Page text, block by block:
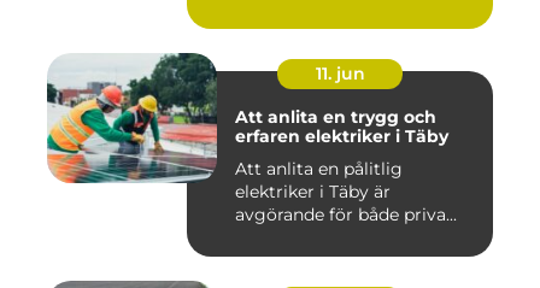
11. jun
Att anlita en trygg och
erfaren elektriker i Täby
Att anlita en pålitlig
elektriker i Täby är
avgörande för både priva...